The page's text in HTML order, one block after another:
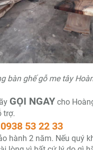
bàn ghế gỗ me tây
GỌI NGAY cho
trợ.
53 22 33
hành 2 năm. Nếu quý